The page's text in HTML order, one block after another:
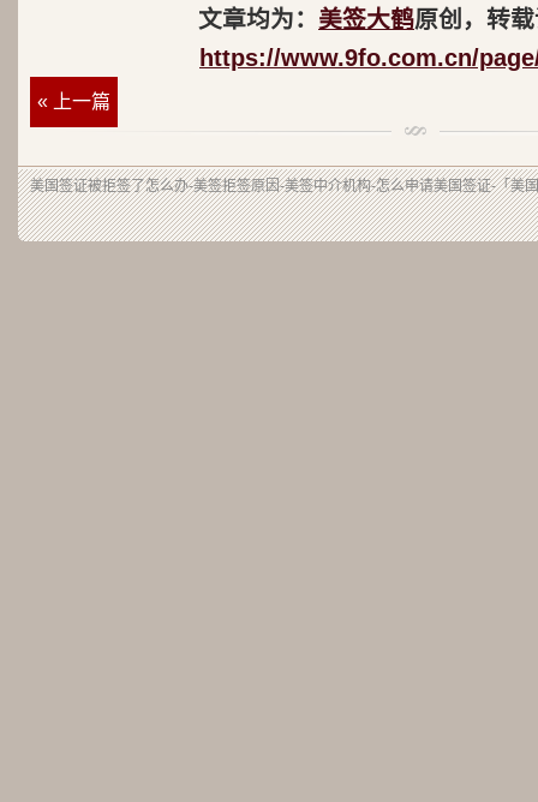
文章均为： 美签大鹤原创，转
https://www.9fo.com.cn/
« 上一篇
美国签证被拒签了怎么办-美签拒签原因-美签中介机构-怎么申请美国签证-「美